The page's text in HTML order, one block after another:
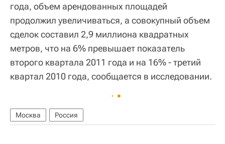
года, объем арендованных площадей
продолжил увеличиваться, а совокупный объем
сделок составил 2,9 миллиона квадратных
метров, что на 6% превышает показатель
второго квартала 2011 года и на 16% - третий
квартал 2010 года, сообщается в исследовании.
Москва Россия